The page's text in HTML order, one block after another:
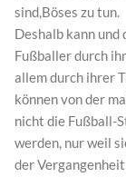
sind,Böses zu tun.
Deshalb kann
Fußballer durch
allem durch ihrer
können von der
nicht die Fußball-
werden, nur weil
der